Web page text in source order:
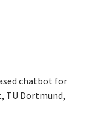
chatbot for
TU Dortmund,